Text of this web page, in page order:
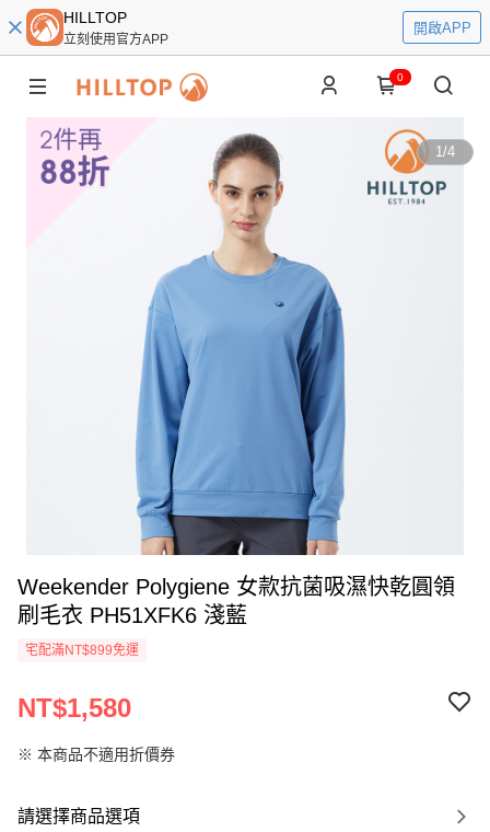
HILLTOP
立刻使用官方APP
開啟APP
0
1/4
Weekender Polygiene 女款抗菌吸濕快乾圓領
刷毛衣 PH51XFK6 淺藍
宅配滿NT$899免運
NT$1,580
※ 本商品不適用折價券
請選擇商品選項